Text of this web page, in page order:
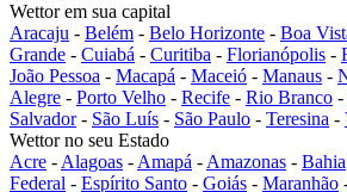
Wettor em sua capital
Aracaju - Belém - Belo Horizonte - Boa
Grande - Cuiabá - Curitiba - Florianópolis -
João Pessoa - Macapá - Maceió - Manaus -
Alegre - Porto Velho - Recife - Rio Branco -
Salvador- São Luís - São Paulo - Teresina -
Wettor no seu Estado
Acre - Alagoas - Amapá - Amazonas - Bahia
Federal - Espírito Santo - Goiás - Maranhão